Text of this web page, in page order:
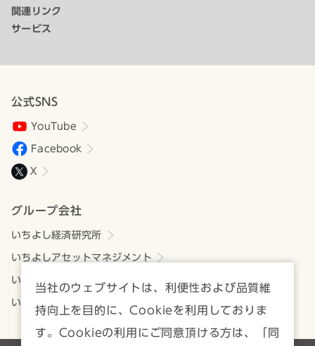
関連リンク
サービス
公式SNS
YouTube
Facebook
X
グループ会社
いちよし経済研究所
いちよしアセットマネジメント
いちよしビジネスサービス
いちよしIFA
当社のウェブサイトは、利便性および品質維
持向上を目的に、Cookieを利用しておりま
す。Cookieの利用にご同意頂ける方は、「同